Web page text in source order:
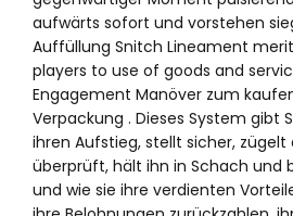
aufwärts sofort und vorstehen
Auffüllung Snitch Lineament
players to use of goods and
Engagement Manöver zum
Verpackung . Dieses System gibt
ihren Aufstieg, stellt sicher, zügelt
überprüft, hält ihn in Schach und
und wie sie ihre verdienten